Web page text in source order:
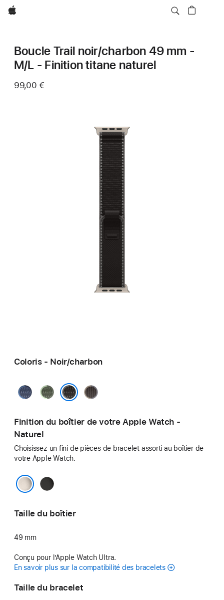
Apple
Boucle Trail noir/charbon 49 mm -
M/L - Finition titane naturel
99,00 €
Coloris - Noir/charbon
Bleu/bleuVert/vert
Bleu/noir
Finition du boîtier de votre Apple Watch -
Naturel
Choisissez un fini de pièces de bracelet assorti au boîtier de
votre Apple Watch.
Noir
Taille du boîtier
49 mm
Conçu pour l’Apple Watch Ultra.
En savoir plus sur la compatibilité des bracelets
Taille du bracelet